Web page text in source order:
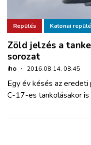
Repülés Katonai
Zöld jelzés a
sorozat
iho · 2016.08.14. 08:45
Egy év késés az
C-17-es tankolásakor